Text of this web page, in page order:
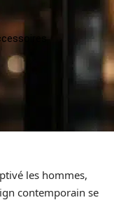
les hommes,
contemporain se